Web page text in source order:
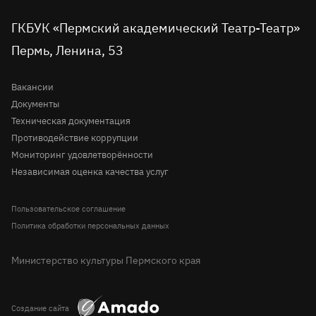
Доступная среда
Правила посещения театра
Молодёжная сцена
История
вконтактеtelegramоднокласниках
rutube
Tripadvisor
ГКБУК «Пермский академический Театр-Театр»
Пермь, Ленина, 53
Вакансии
Документы
Техническая документация
Противодействие коррупции
Мониторинг удовлетворённости
Независимая оценка качества услуг
Пользовательское соглашение
Политика обработки персональных данных
Министерство культуры Пермского края
Создание сайта